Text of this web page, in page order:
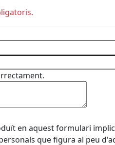
en aquest formulari
que figura al peu